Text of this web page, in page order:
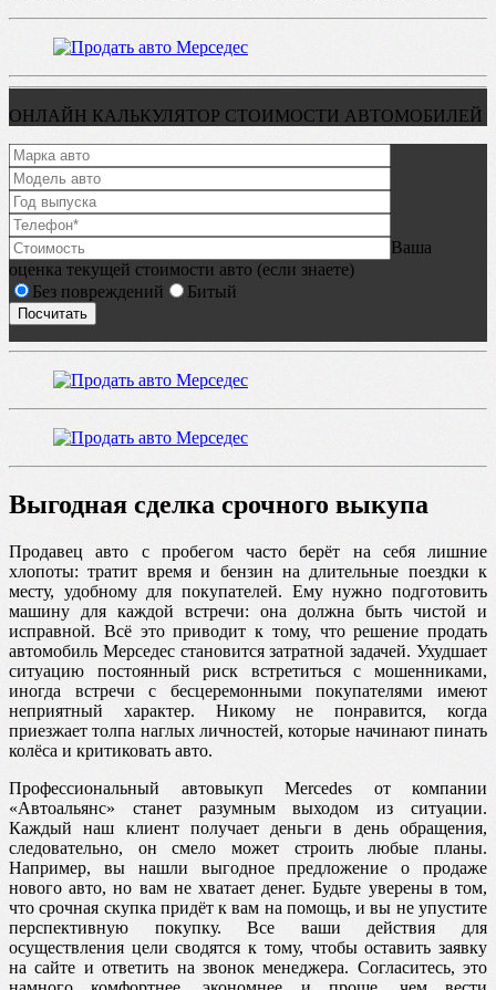
ОНЛАЙН КАЛЬКУЛЯТОР СТОИМОСТИ АВТОМОБИЛЕЙ
Ваша
оценка текущей стоимости авто (если знаете)
Без повреждений
Битый
Выгодная сделка срочного выкупа
Продавец авто с пробегом часто берёт на себя лишние
хлопоты: тратит время и бензин на длительные поездки к
месту, удобному для покупателей. Ему нужно подготовить
машину для каждой встречи: она должна быть чистой и
исправной. Всё это приводит к тому, что решение продать
автомобиль Мерседес становится затратной задачей. Ухудшает
ситуацию постоянный риск встретиться с мошенниками,
иногда встречи с бесцеремонными покупателями имеют
неприятный характер. Никому не понравится, когда
приезжает толпа наглых личностей, которые начинают пинать
колёса и критиковать авто.
Профессиональный автовыкуп Mercedes от компании
«Автоальянс» станет разумным выходом из ситуации.
Каждый наш клиент получает деньги в день обращения,
следовательно, он смело может строить любые планы.
Например, вы нашли выгодное предложение о продаже
нового авто, но вам не хватает денег. Будьте уверены в том,
что срочная скупка придёт к вам на помощь, и вы не упустите
перспективную покупку. Все ваши действия для
осуществления цели сводятся к тому, чтобы оставить заявку
на сайте и ответить на звонок менеджера. Согласитесь, это